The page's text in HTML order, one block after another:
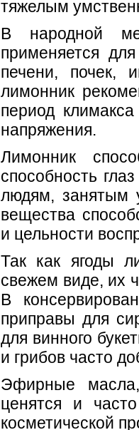
тяжелым
В народной
применяется
печени, почек,
лимонник
период
напряжения.
Лимонник
способность
людям, занятым
вещества
и цельности
Так как ягоды
свежем виде, их
В
приправы для
для винного
и грибов часто
Эфирные
ценятся и
косметической